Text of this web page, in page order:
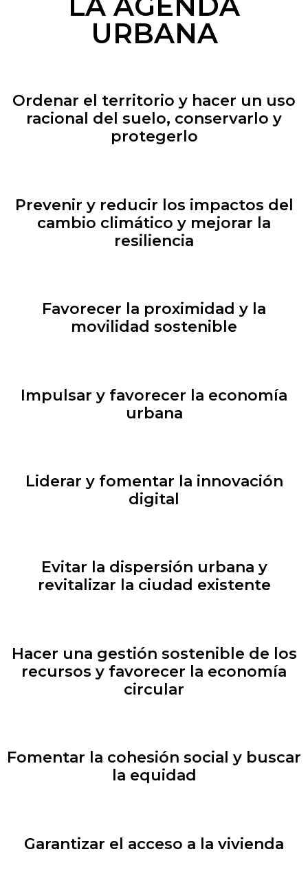
URBANA
Ordenar el territorio y hacer un uso
racional del suelo, conservarlo y
protegerlo
Prevenir y reducir los impactos del
cambio climático y mejorar la
resiliencia
Favorecer la proximidad y la
movilidad sostenible
Impulsar y favorecer la economía
urbana
Liderar y fomentar la innovación
digital
Evitar la dispersión urbana y
revitalizar la ciudad existente
Hacer una gestión sostenible de los
recursos y favorecer la economía
circular
Fomentar la cohesión social y buscar
la equidad
Garantizar el acceso a la vivienda